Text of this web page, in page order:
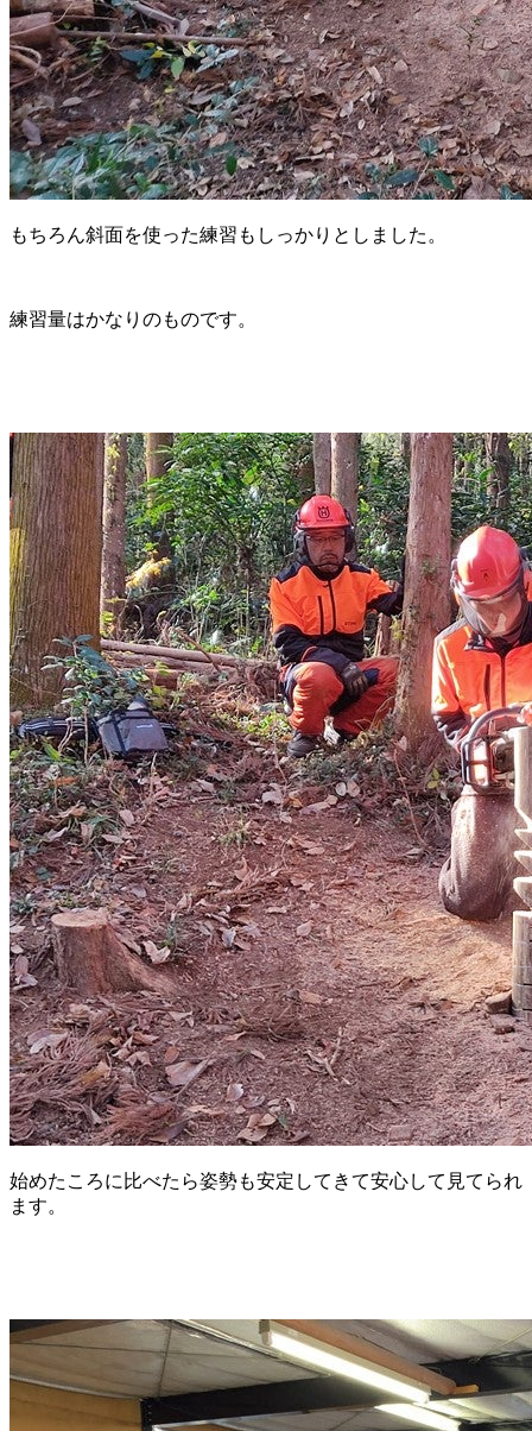
もちろん斜面を使った練習もしっかりとしました。
練習量はかなりのものです。
始めたころに比べたら姿勢も安定してきて安心して見てられ
ます。